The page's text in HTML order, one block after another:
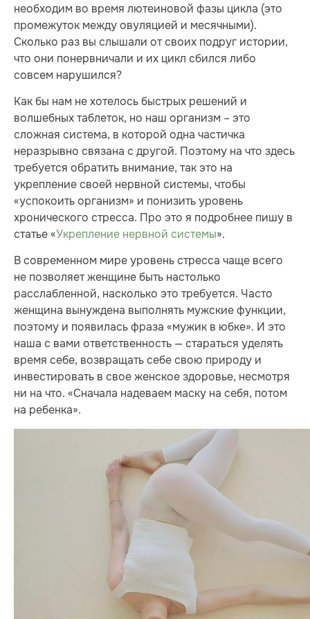
необходим во время лютеиновой фазы цикла (это
промежуток между овуляцией и месячными).
Сколько раз вы слышали от своих подруг истории,
что они понервничали и их цикл сбился либо
совсем нарушился?
Как бы нам не хотелось быстрых решений и
волшебных таблеток, но наш организм – это
сложная система, в которой одна частичка
неразрывно связана с другой. Поэтому на что здесь
требуется обратить внимание, так это на
укрепление своей нервной системы, чтобы
«успокоить организм» и понизить уровень
хронического стресса. Про это я подробнее пишу в
статье «Укрепление нервной системы».
В современном мире уровень стресса чаще всего
не позволяет женщине быть настолько
расслабленной, насколько это требуется. Часто
женщина вынуждена выполнять мужские функции,
поэтому и появилась фраза «мужик в юбке». И это
наша с вами ответственность — стараться уделять
время себе, возвращать себе свою природу и
инвестировать в свое женское здоровье, несмотря
ни на что. «Сначала надеваем маску на себя, потом
на ребенка».